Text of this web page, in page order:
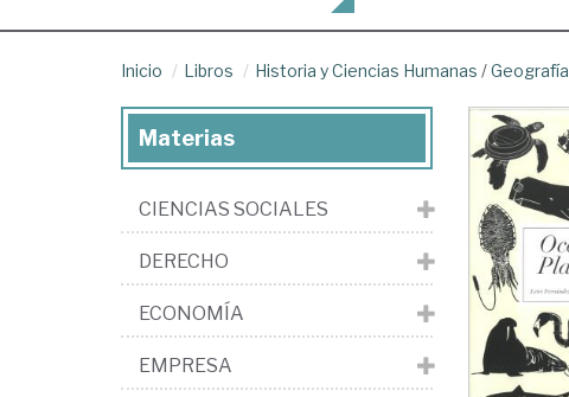
Inicio Libros Historia y Ciencias Humanas /Geografía
Materias
CIENCIAS SOCIALES
DERECHO
ECONOMÍA
EMPRESA